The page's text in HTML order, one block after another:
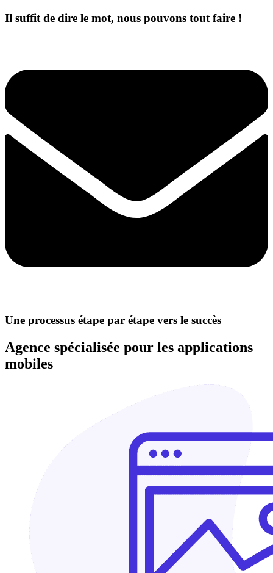
Il suffit de dire le mot, nous pouvons tout faire !
Une processus étape par étape vers le succès
Agence spécialisée pour les applications
mobiles